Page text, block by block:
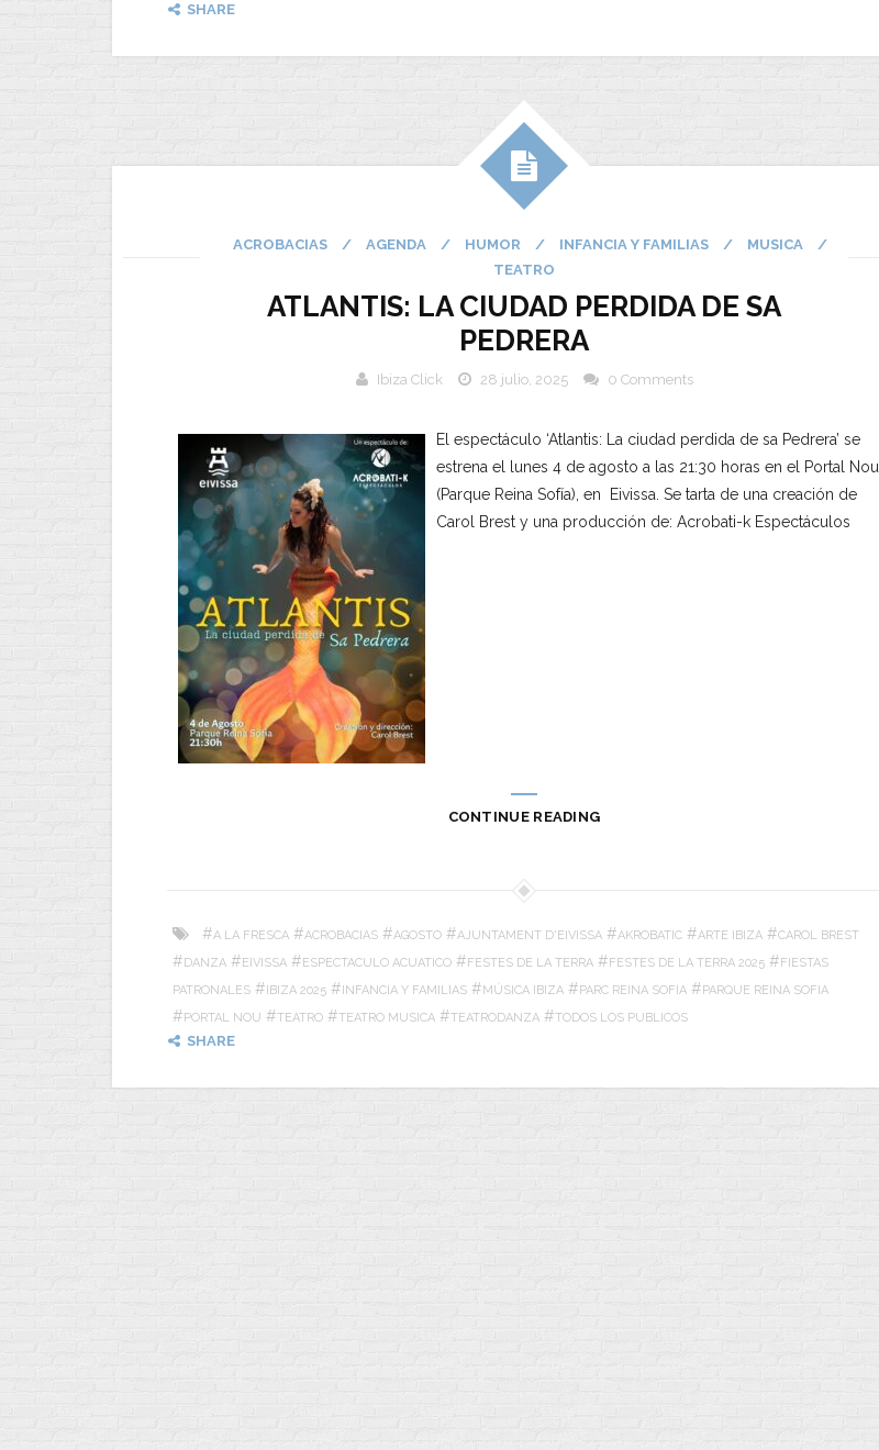
SHARE
ACROBACIAS / AGENDA / HUMOR / INFANCIA Y FAMILIAS / MUSICA
/
TEATRO
ATLANTIS: LA CIUDAD PERDIDA DE SA
PEDRERA
Ibiza Click 28 julio, 2025 0 Comments
El espectáculo ‘Atlantis: La ciudad perdida de sa Pedrera’ se
estrena el lunes 4 de agosto a las 21:30 horas en el Portal Nou
(Parque Reina Sofía), en Eivissa. Se tarta de una creación de
Carol Brest y una producción de: Acrobati-k Espectáculos
CONTINUE READING
#A LA FRESCA #ACROBACIAS #AGOSTO #AJUNTAMENT D'EIVISSA #AKROBATIC #ARTE IBIZA #CAROL BREST
#DANZA #EIVISSA #ESPECTACULO ACUATICO #FESTES DE LA TERRA #FESTES DE LA TERRA 2025 #FIESTAS
PATRONALES #IBIZA 2025 #INFANCIA Y FAMILIAS #MÚSICA IBIZA #PARC REINA SOFIA #PARQUE REINA SOFIA
#PORTAL NOU #TEATRO #TEATRO MUSICA #TEATRODANZA #TODOS LOS PUBLICOS
SHARE